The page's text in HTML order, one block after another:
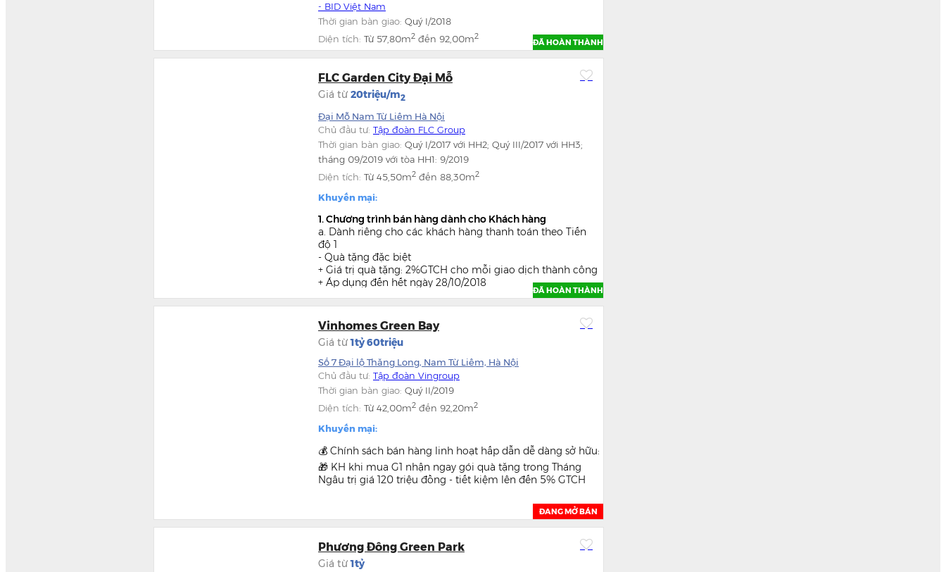
- BID Việt Nam
ĐÃ HOÀN THÀNH
Thời gian bàn giao: Quý I/2018
Diện tích: Từ 57,80m2 đến 92,00m2
FLC Garden City Đại Mỗ
Giá từ 20triệu/m2
Đại Mỗ Nam Từ Liêm Hà Nội
Chủ đầu tư: Tập đoàn FLC Group
ĐÃ HOÀN THÀNH
Thời gian bàn giao: Quý I/2017 với HH2; Quý III/2017 với HH3;
tháng 09/2019 với tòa HH1: 9/2019
Diện tích: Từ45,50m2 đến 88,30m2
Khuyến mại:
1. Chương trình bán hàng dành cho Khách hàng
a. Dành riêng cho các khách hàng thanh toán theo Tiến
độ 1
- Quà tặng đặc biệt
+ Giá trị quà tặng: 2%GTCH cho mỗi giao dịch thành công
+ Áp dụng đến hết ngày 28/10/2018
+ Quà tặng được trừ trực tiếp vào GTCH khi ký Hợp Đồng
b. Dành riêng cho các khách hàng thanh toán theo Tiến
độ 2
- Quà tặng may mắn từ chương trình bốc thăm trúng
thưởng:
+ 01 Giải Nhất Xe Lead 30.000.000
+ 02 Giải Nhì Tủ lạnh 15.000.000
+ 03 Giải Ba Tivi LCD 10.000.000
+ 20 Giải khuyến khích Voucher nghỉ dưỡng tại FLC
Sầm Sơn
+ Chương trình bốc thăm chỉ áp dụng cho 100 Khách đặt
mua đầu tiên kể từ ngày 01/09/2018 – 15/11/2018
2. Chiết khấu thanh toán sớm bằng vốn tự có (không vay
ngân hàng)
Thanh toán 70% GTCH: chiết khấu 3,5%
(Chiết khấu thanh toán được trừ trực tiếp vào GTCH tại
thời điểm ký Hợp Đồng
Vinhomes Green Bay
Giá từ 1tỷ 60triệu
Số 7 Đại lộ Thăng Long, Nam Từ Liêm, Hà Nội
Chủ đầu tư: Tập đoàn Vingroup
ĐANG MỞ BÁN
Thời gian bàn giao: Quý II/2019
Diện tích: Từ42,00m2 đến 92,20m2
Khuyến mại:
💰 Chính sách bán hàng linh hoạt hấp dẫn dễ dàng sở hữu:
🎁 KH khi mua G1 nhận ngay gói quà tặng trong Tháng
Ngâu trị giá 120 triệu đồng - tiết kiệm lên đến 5% GTCH
Phương Đông Green Park
Giá từ 1tỷ